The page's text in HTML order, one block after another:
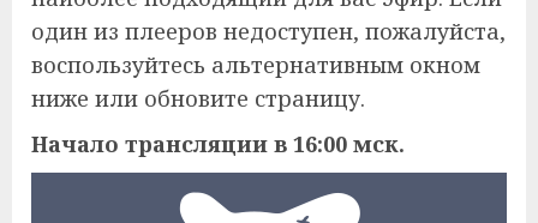
один из плееров недоступен, пожалуйста,
воспользуйтесь альтернативным окном
ниже или обновите страницу.
Начало трансляции в 16:00 мск.